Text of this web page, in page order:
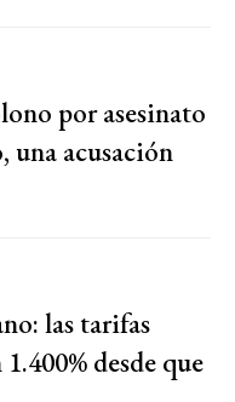
por asesinato
una acusación
las tarifas
desde que